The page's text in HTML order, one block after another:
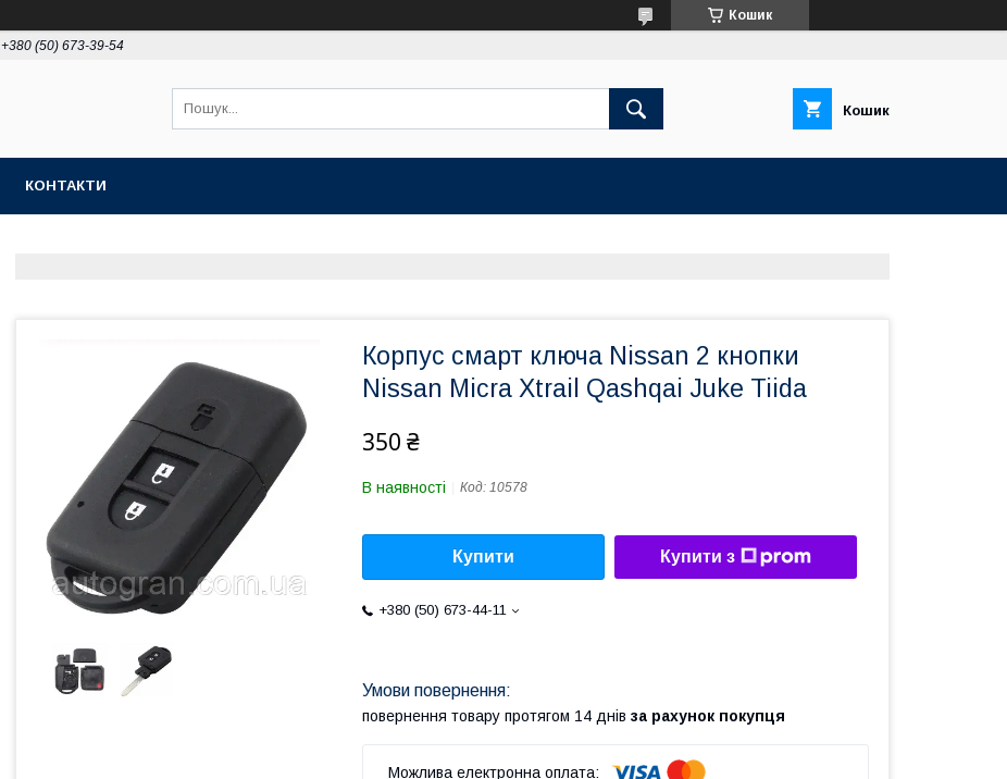
Кошик
+380 (50) 673-39-54
Кошик
КОНТАКТИ
Корпус смарт ключа Nissan 2 кнопки
Nissan Micra Xtrail Qashqai Juke Tiida
350 ₴
В наявності Код: 10578
Купити Купити з
+380 (50) 673-44-11
повернення товару протягом 14 днів за рахунок покупця